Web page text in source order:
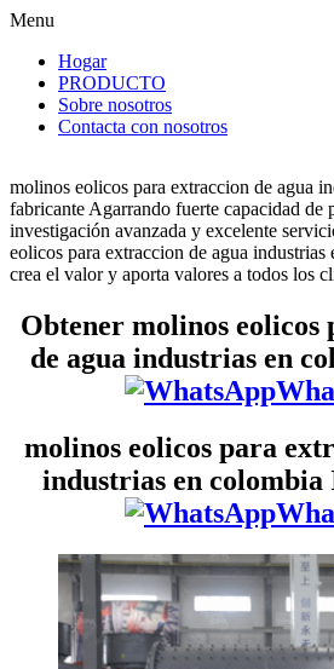
Menu
Hogar
PRODUCTO
Sobre nosotros
Contacta con nosotros
molinos eolicos para extraccion de agua
fabricante Agarrando fuerte capacidad de
investigación avanzada y excelente
eolicos para extraccion de agua
crea el valor y aporta valores a todos los
Obtener molinos eolicos
de agua industrias en
molinos eolicos para
industrias en